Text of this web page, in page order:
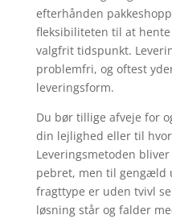
efterhånden
fleksibiliteten til at
valgfrit tidspunkt.
problemfri, og oftest
leveringsform.
Du bør tillige afveje for
din lejlighed eller til
Leveringsmetoden
pebret, men til gengæld
fragttype er uden tvivl
løsning står og falder